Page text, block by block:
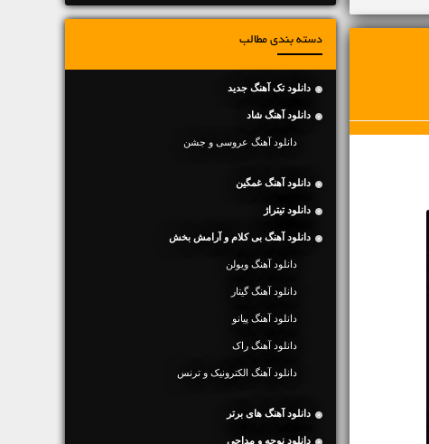
دسته بندی مطالب
دانلود تک آهنگ جدید
دانلود آهنگ شاد
دانلود آهنگ عروسی و جشن
دانلود آهنگ غمگین
دانلود تیتراژ
دانلود آهنگ بی کلام و آرامش بخش
دانلود آهنگ ویولن
دانلود آهنگ گیتار
دانلود آهنگ پیانو
دانلود آهنگ راک
دانلود آهنگ الکترونیک و ترنس
دانلود آهنگ های برتر
دانلود نوحه و مداحی